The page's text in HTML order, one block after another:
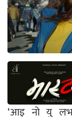
‘आइ नो यु लभ